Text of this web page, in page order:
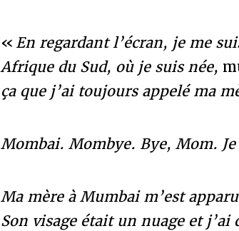
« En regardant l’écran, je me
Afrique du Sud, où je suis née,
ça que j’ai toujours appelé ma
Mombai. Mombye. Bye, Mom.
Ma mère à Mumbai m’est
Son visage était un nuage et j’ai